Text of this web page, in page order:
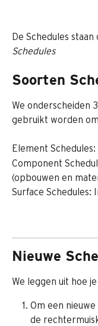
De Schedules
Schedules
Soorten
We onderscheiden
gebruikt worden
Element
Component
(opbouwen en
Surface
Nieuwe
We leggen uit hoe
Om een
de